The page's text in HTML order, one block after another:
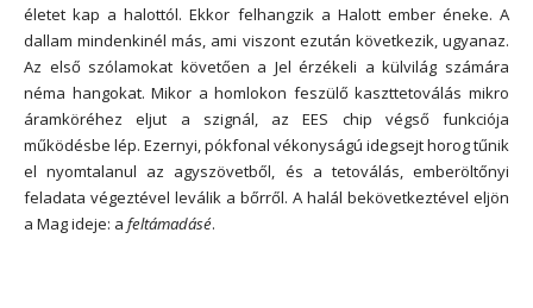
életet kap a halottól. Ekkor felhangzik a Halott ember éneke. A
dallam mindenkinél más, ami viszont ezután következik, ugyanaz.
Az első szólamokat követően a Jel érzékeli a külvilág számára
néma hangokat. Mikor a homlokon feszülő kaszttetoválás mikro
áramköréhez eljut a szignál, az EES chip végső funkciója
működésbe lép. Ezernyi, pókfonal vékonyságú idegsejt horog tűnik
el nyomtalanul az agyszövetből, és a tetoválás, emberöltőnyi
feladata végeztével leválik a bőrről. A halál bekövetkeztével eljön
a Mag ideje: a feltámadásé.